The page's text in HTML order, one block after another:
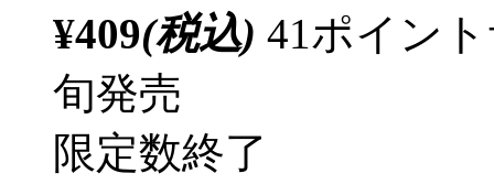
¥409(税込) 41ポイン
旬発売
限定数終了